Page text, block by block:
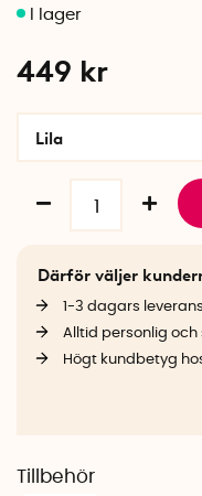
449 kr
Lila
Därför väljer
1-3 dagars
Alltid personlig
Högt kundbetyg
Tillbehör